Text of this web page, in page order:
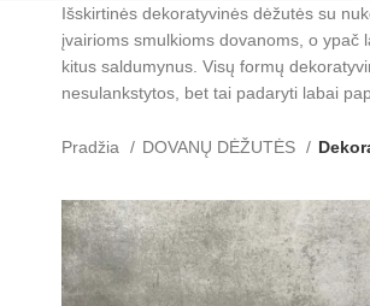
Išskirtinės dekoratyvinės dėžutės su
įvairioms smulkioms dovanoms, o ypač
kitus saldumynus. Visų formų
nesulankstytos, bet tai padaryti labai
Pradžia DOVANŲ DĖŽUTĖS